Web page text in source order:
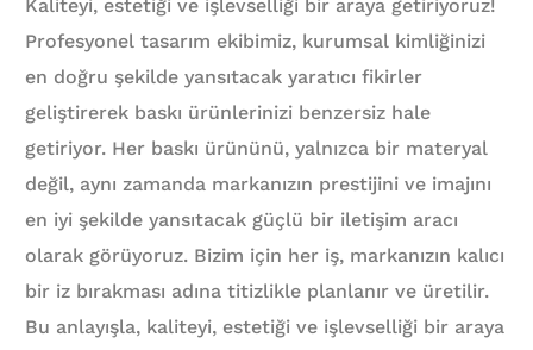
Kaliteyi, estetiği ve işlevselliği bir araya getiriyoruz!
Profesyonel tasarım ekibimiz, kurumsal kimliğinizi
en doğru şekilde yansıtacak yaratıcı fikirler
geliştirerek baskı ürünlerinizi benzersiz hale
getiriyor. Her baskı ürününü, yalnızca bir materyal
değil, aynı zamanda markanızın prestijini ve imajını
en iyi şekilde yansıtacak güçlü bir iletişim aracı
olarak görüyoruz. Bizim için her iş, markanızın kalıcı
bir iz bırakması adına titizlikle planlanır ve üretilir.
Bu anlayışla, kaliteyi, estetiği ve işlevselliği bir araya